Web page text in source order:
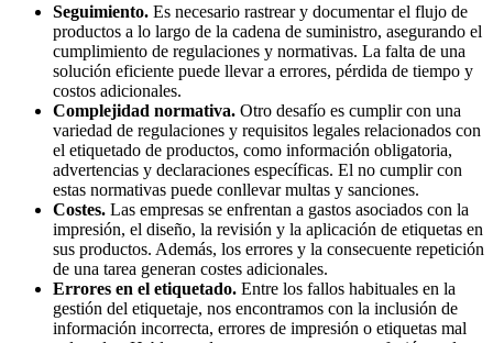
Seguimiento. Es necesario rastrear y documentar el flujo de
productos a lo largo de la cadena de suministro, asegurando el
cumplimiento de regulaciones y normativas. La falta de una
solución eficiente puede llevar a errores, pérdida de tiempo y
costos adicionales.
Complejidad normativa. Otro desafío es cumplir con una
variedad de regulaciones y requisitos legales relacionados con
el etiquetado de productos, como información obligatoria,
advertencias y declaraciones específicas. El no cumplir con
estas normativas puede conllevar multas y sanciones.
Costes. Las empresas se enfrentan a gastos asociados con la
impresión, el diseño, la revisión y la aplicación de etiquetas en
sus productos. Además, los errores y la consecuente repetición
de una tarea generan costes adicionales.
Errores en el etiquetado. Entre los fallos habituales en la
gestión del etiquetaje, nos encontramos con la inclusión de
información incorrecta, errores de impresión o etiquetas mal